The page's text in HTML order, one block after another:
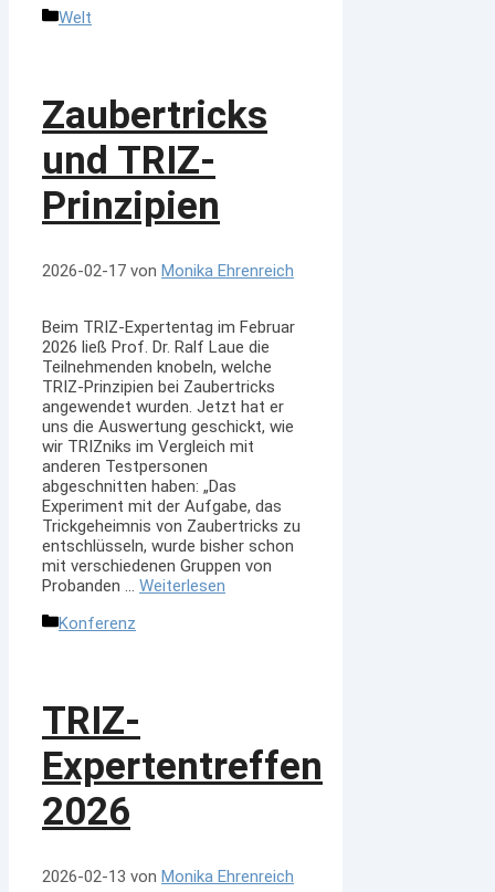
Kategorien
Welt
Zaubertricks
und TRIZ-
Prinzipien
2026-02-17 von Monika Ehrenreich
Beim TRIZ-Expertentag im Februar
2026 ließ Prof. Dr. Ralf Laue die
Teilnehmenden knobeln, welche
TRIZ-Prinzipien bei Zaubertricks
angewendet wurden. Jetzt hat er
uns die Auswertung geschickt, wie
wir TRIZniks im Vergleich mit
anderen Testpersonen
abgeschnitten haben: „Das
Experiment mit der Aufgabe, das
Trickgeheimnis von Zaubertricks zu
entschlüsseln, wurde bisher schon
mit verschiedenen Gruppen von
Probanden … Weiterlesen
Kategorien
Konferenz
TRIZ-
Expertentreffen
2026
2026-02-13 von Monika Ehrenreich